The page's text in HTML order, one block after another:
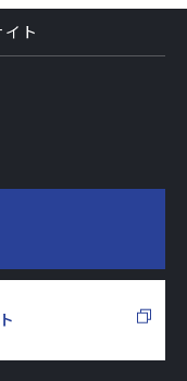
ト